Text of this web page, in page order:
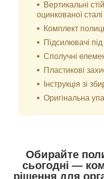
Вертикальні
оцинкованої сталі
Комплект
Підсилювачі
Сполучні
Пластикові
Інструкція зі
Оригінальна
Обирайте
сьогодні —
рішення для